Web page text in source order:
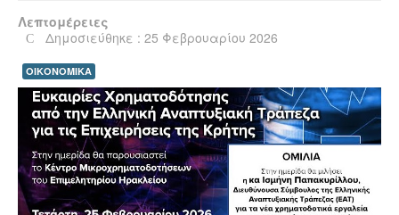
Κόσμος
Τεχνολογία
Υγεία
Πολιτισμός
Αθλητικά
Βίντεο
Λεπτομέρειες
Δημοσιεύθηκε : 25 Φεβρουαρίου 2026
ΟΙΚΟΝΟΜΙΚΑ